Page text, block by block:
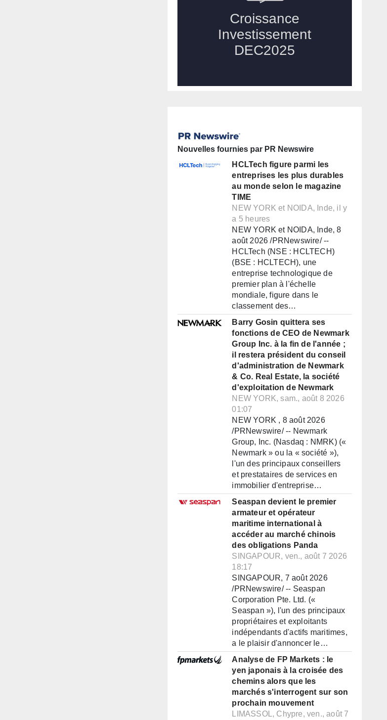
Nouvelles fournies par PR Newswire
HCLTech figure parmi les
entreprises les plus durables
au monde selon le magazine
TIME
NEW YORK et NOIDA, Inde, il y
a 5 heures
NEW YORK et NOIDA, Inde, 8
août 2026 /PRNewswire/ --
HCLTech (NSE : HCLTECH)
(BSE : HCLTECH), une
entreprise technologique de
premier plan à l'échelle
mondiale, figure dans le
classement des…
Barry Gosin quittera ses
fonctions de CEO de Newmark
Group Inc. à la fin de l'année ;
il restera président du conseil
d'administration de Newmark
& Co. Real Estate, la société
d'exploitation de Newmark
NEW YORK, sam., août 8 2026
01:07
NEW YORK , 8 août 2026
/PRNewswire/ -- Newmark
Group, Inc. (Nasdaq : NMRK) («
Newmark » ou la « société »),
l'un des principaux conseillers
et prestataires de services en
immobilier d'entreprise…
Seaspan devient le premier
armateur et opérateur
maritime international à
accéder au marché chinois
des obligations Panda
SINGAPOUR, ven., août 7 2026
18:17
SINGAPOUR, 7 août 2026
/PRNewswire/ -- Seaspan
Corporation Pte. Ltd. («
Seaspan »), l'un des principaux
propriétaires et exploitants
indépendants d'actifs maritimes,
a le plaisir d'annoncer le…
Analyse de FP Markets : le
yen japonais à la croisée des
chemins alors que les
marchés s'interrogent sur son
prochain mouvement
LIMASSOL, Chypre, ven., août 7